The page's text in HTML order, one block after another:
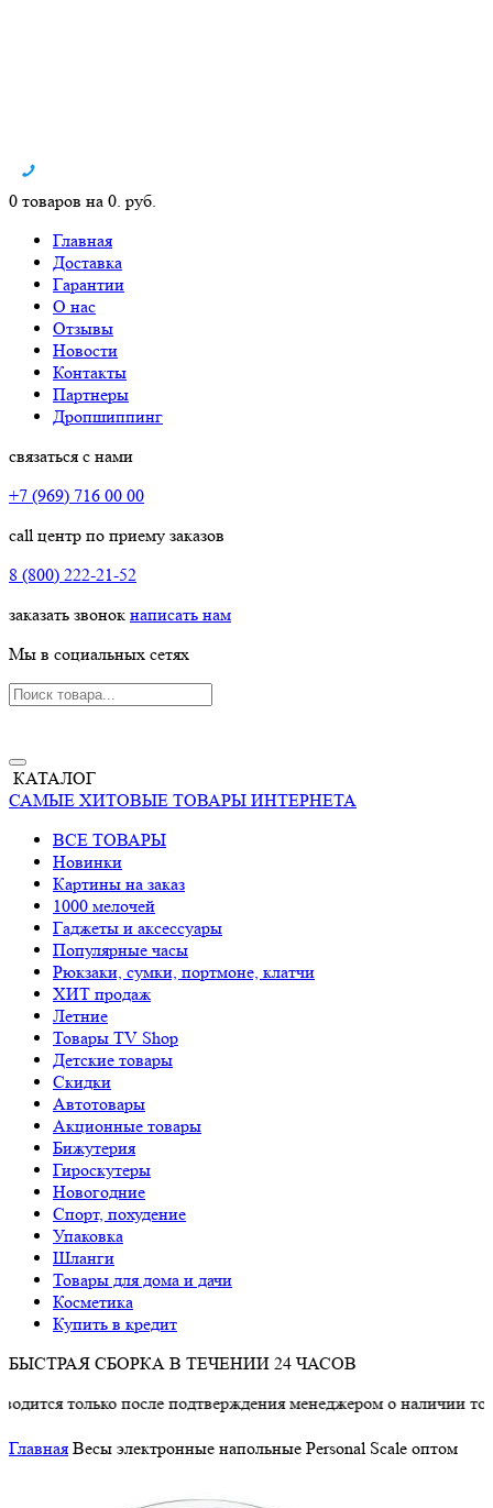
0 товаров на 0. руб.
Главная
Доставка
Гарантии
О нас
Отзывы
Новости
Контакты
Партнеры
Дропшиппинг
связаться с нами
+7 (969) 716 00 00
call центр по приему заказов
8 (800) 222-21-52
заказать звонок написать нам
Мы в социальных сетях
КАТАЛОГ
САМЫЕ ХИТОВЫЕ ТОВАРЫ ИНТЕРНЕТА
ВСЕ ТОВАРЫ
Новинки
Картины на заказ
1000 мелочей
Гаджеты и аксессуары
Популярные часы
Рюкзаки, сумки, портмоне, клатчи
ХИТ продаж
Летние
Товары TV Shop
Детские товары
Cкидки
Автотовары
Акционные товары
Бижутерия
Гироскутеры
Новогодние
Спорт, похудение
Упаковка
Шланги
Товары для дома и дачи
Косметика
Купить в кредит
БЫСТРАЯ СБОРКА В ТЕЧЕНИИ 24 ЧАСОВ
только после подтверждения менеджером о наличии товара.
Главная Весы электронные напольные Personal Scale оптом